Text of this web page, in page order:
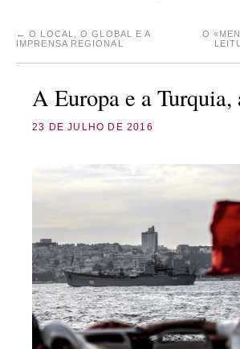
← O LOCAL, O GLOBAL E A
IMPRENSA REGIONAL
O
A Europa e a Turquia,
23 DE JULHO DE 2016